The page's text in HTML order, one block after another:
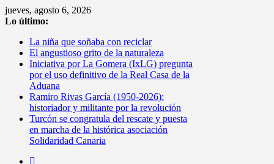
Saltar
al
jueves, agosto 6, 2026
Lo último:
La niña que soñaba con reciclar
El angustioso grito de la naturaleza
Iniciativa por La Gomera (IxLG) pregunta
por el uso definitivo de la Real Casa de la
Aduana
Ramiro Rivas García (1950-2026):
historiador y militante por la revolución
Turcón se congratula del rescate y puesta
en marcha de la histórica asociación
Solidaridad Canaria